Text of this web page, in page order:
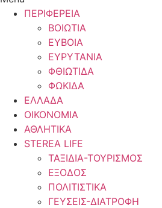
ΠΕΡΙΦΕΡΕΙΑ
ΒΟΙΩΤΙΑ
ΕΥΒΟΙΑ
ΕΥΡΥΤΑΝΙΑ
ΦΘΙΩΤΙΔΑ
ΦΩΚΙΔΑ
ΕΛΛΑΔΑ
ΟΙΚΟΝΟΜΙΑ
ΑΘΛΗΤΙΚΑ
STEREA LIFE
ΤΑΞΙΔΙΑ-ΤΟΥΡΙΣΜΟΣ
ΕΞΟΔΟΣ
ΠΟΛΙΤΙΣΤΙΚΑ
ΓΕΥΣΕΙΣ-ΔΙΑΤΡΟΦΗ